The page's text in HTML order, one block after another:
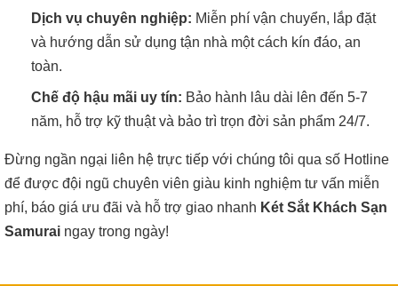
Dịch vụ chuyên nghiệp: Miễn phí vận chuyển, lắp đặt
và hướng dẫn sử dụng tận nhà một cách kín đáo, an
toàn.
Chế độ hậu mãi uy tín: Bảo hành lâu dài lên đến 5-7
năm, hỗ trợ kỹ thuật và bảo trì trọn đời sản phẩm 24/7.
Đừng ngần ngại liên hệ trực tiếp với chúng tôi qua số Hotline
để được đội ngũ chuyên viên giàu kinh nghiệm tư vấn miễn
phí, báo giá ưu đãi và hỗ trợ giao nhanh Két Sắt Khách Sạn
Samurai ngay trong ngày!